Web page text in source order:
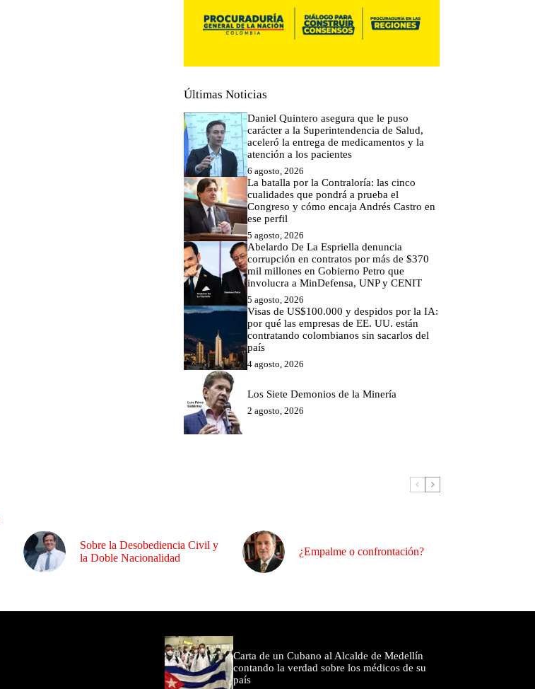
Últimas Noticias
Daniel Quintero asegura que le puso
carácter a la Superintendencia de Salud,
aceleró la entrega de medicamentos y la
atención a los pacientes
6 agosto, 2026
La batalla por la Contraloría: las cinco
cualidades que pondrá a prueba el
Congreso y cómo encaja Andrés Castro en
ese perfil
5 agosto, 2026
Abelardo De La Espriella denuncia
corrupción en contratos por más de $370
mil millones en Gobierno Petro que
involucra a MinDefensa, UNP y CENIT
5 agosto, 2026
Visas de US$100.000 y despidos por la IA:
por qué las empresas de EE. UU. están
contratando colombianos sin sacarlos del
país
4 agosto, 2026
Los Siete Demonios de la Minería
2 agosto, 2026
Sobre la Desobediencia Civil y
la Doble Nacionalidad
¿Empalme o confrontación?
Carta de un Cubano al Alcalde de Medellín
contando la verdad sobre los médicos de su
país